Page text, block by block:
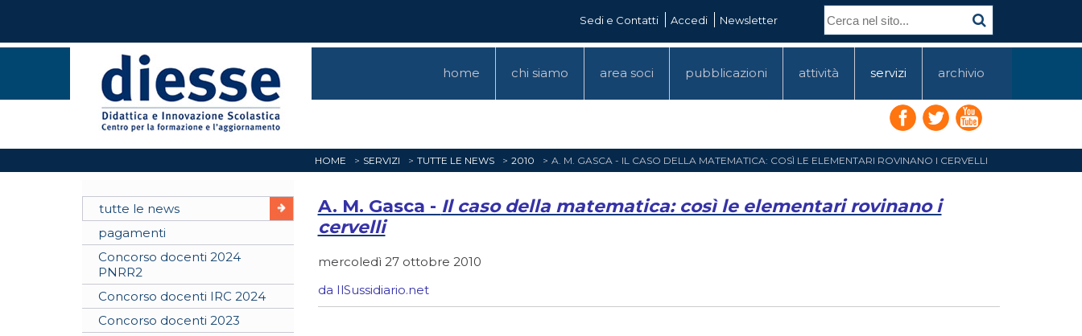
Sedi e Contatti Accedi Newsletter
home chi siamo area soci pubblicazioni attività servizi archivio
HOME SERVIZI TUTTE LE NEWS 2010 A. M. GASCA - IL CASO DELLA MATEMATICA: COSÌ LE ELEMENTARI ROVINANO I CERVELLI
tutte le news
pagamenti
Concorso docenti 2024
PNRR2
Concorso docenti IRC 2024
Concorso docenti 2023
A. M. Gasca - Il caso della matematica: così le elementari rovinano i
cervelli
mercoledì 27 ottobre 2010
da IlSussidiario.net